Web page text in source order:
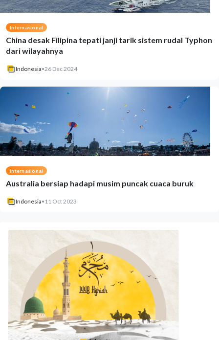
Internasional
China desak Filipina tepati janji tarik sistem rudal Typhon
dari wilayahnya
Indonesia•26 Dec 2024
Internasional
Australia bersiap hadapi musim puncak cuaca buruk
Indonesia• 11 Oct 2023